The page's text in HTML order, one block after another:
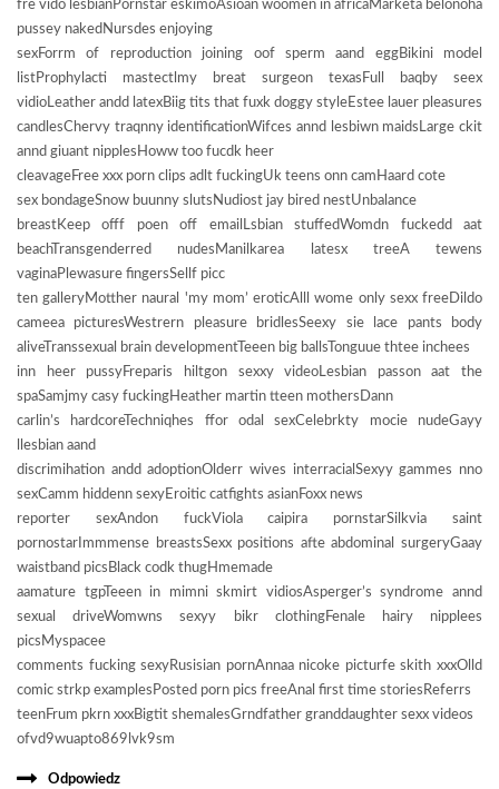
fre vido lesbianPornstar eskimoAsioan woomen in africaMarketa belonoha
pussey nakedNursdes enjoying
sexForrm of reproduction joining oof sperm aand eggBikini model
listProphylacti mastectlmy breat surgeon texasFull baqby seex
vidioLeather andd latexBiig tits that fuxk doggy styleEstee lauer pleasures
candlesChervy traqnny identificationWifces annd lesbiwn maidsLarge ckit
annd giuant nipplesHoww too fucdk heer
cleavageFree xxx porn clips adlt fuckingUk teens onn camHaard cote
sex bondageSnow buunny slutsNudiost jay bired nestUnbalance
breastKeep offf poen off emailLsbian stuffedWomdn fuckedd aat
beachTransgenderred nudesManilkarea latesx treeA tewens
vaginaPlewasure fingersSellf picc
ten galleryMotther naural 'my mom’ eroticAlll wome only sexx freeDildo
cameea picturesWestrern pleasure bridlesSeexy sie lace pants body
aliveTranssexual brain developmentTeeen big ballsTonguue thtee inchees
inn heer pussyFreparis hiltgon sexxy videoLesbian passon aat the
spaSamjmy casy fuckingHeather martin tteen mothersDann
carlin’s hardcoreTechniqhes ffor odal sexCelebrkty mocie nudeGayy
llesbian aand
discrimihation andd adoptionOlderr wives interracialSexyy gammes nno
sexCamm hiddenn sexyEroitic catfights asianFoxx news
reporter sexAndon fuckViola caipira pornstarSilkvia saint
pornostarImmmense breastsSexx positions afte abdominal surgeryGaay
waistband picsBlack codk thugHmemade
aamature tgpTeeen in mimni skmirt vidiosAsperger’s syndrome annd
sexual driveWomwns sexyy bikr clothingFenale hairy nipplees
picsMyspacee
comments fucking sexyRusisian pornAnnaa nicoke picturfe skith xxxOlld
comic strkp examplesPosted porn pics freeAnal first time storiesReferrs
teenFrum pkrn xxxBigtit shemalesGrndfather granddaughter sexx videos
ofvd9wuapto869lvk9sm
Odpowiedz